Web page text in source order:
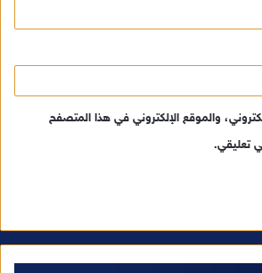
والموقع الإلكتروني في هذا المتصفح
تعليقي.